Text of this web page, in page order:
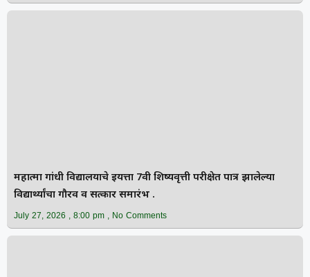
महात्मा गांधी विद्यालयाचे इयत्ता 7वी शिष्यवृत्ती परीक्षेत पात्र झालेल्या
विद्यार्थ्यांचा गौरव व सत्कार समारंभ .
July 27, 2026 8:00 pm No Comments